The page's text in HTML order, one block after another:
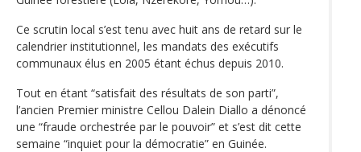
Ce scrutin local s’est tenu avec huit ans de retard sur le
calendrier institutionnel, les mandats des exécutifs
communaux élus en 2005 étant échus depuis 2010.
Tout en étant “satisfait des résultats de son parti”,
l’ancien Premier ministre Cellou Dalein Diallo a dénoncé
une “fraude orchestrée par le pouvoir” et s’est dit cette
semaine “inquiet pour la démocratie” en Guinée.